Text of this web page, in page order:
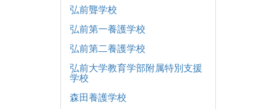
弘前聾学校
弘前第一養護学校
弘前第二養護学校
弘前大学教育学部附属特別支援
学校
森田養護学校